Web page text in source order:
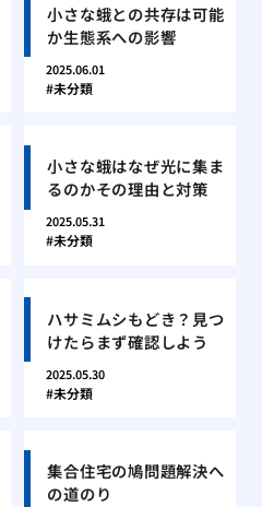
小さな蛾との共存は可能
か生態系への影響
2025.06.01
未分類
小さな蛾はなぜ光に集ま
るのかその理由と対策
2025.05.31
未分類
ハサミムシもどき？見つ
けたらまず確認しよう
2025.05.30
未分類
集合住宅の鳩問題解決へ
の道のり